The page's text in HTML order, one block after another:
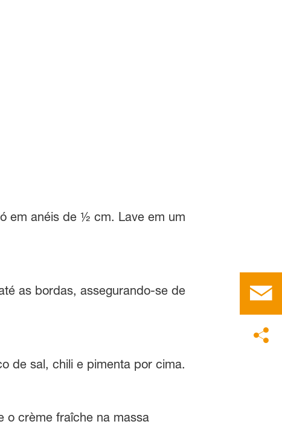
em anéis de ½ cm. Lave em um
as bordas, assegurando-se de
de sal, chili e pimenta por cima.
o crème fraîche na massa